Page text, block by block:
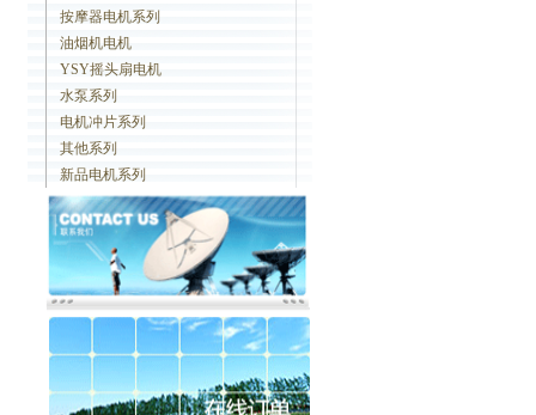
按摩器电机系列
油烟机电机
YSY摇头扇电机
水泵系列
电机冲片系列
其他系列
新品电机系列